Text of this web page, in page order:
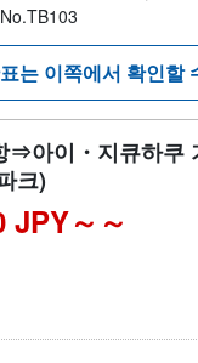
No.TB103
는 이쪽에서 확인할
⇒아이・지큐하쿠
크)
JPY～